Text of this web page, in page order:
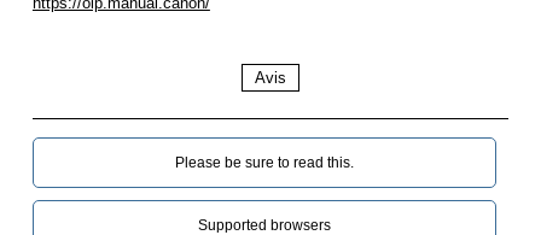
Avis
Please be sure to read this.‎
Supported browsers